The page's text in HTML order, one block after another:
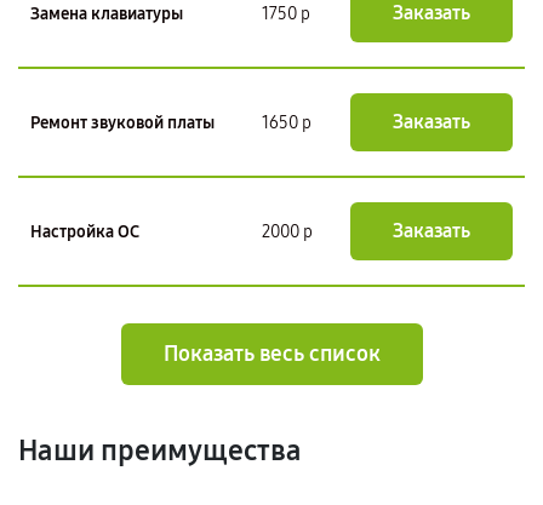
Замена клавиатуры 1750 р Заказать
Ремонт звуковой платы 1650 р Заказать
Настройка ОС 2000 р Заказать
Показать весь список
Наши преимущества